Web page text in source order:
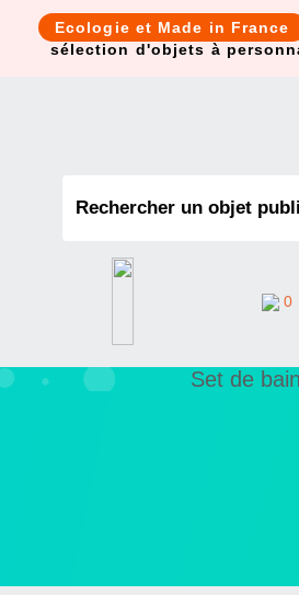
Ecologie et Made in France
sélection d'objets à
0
Set de bain
Cookies management panel